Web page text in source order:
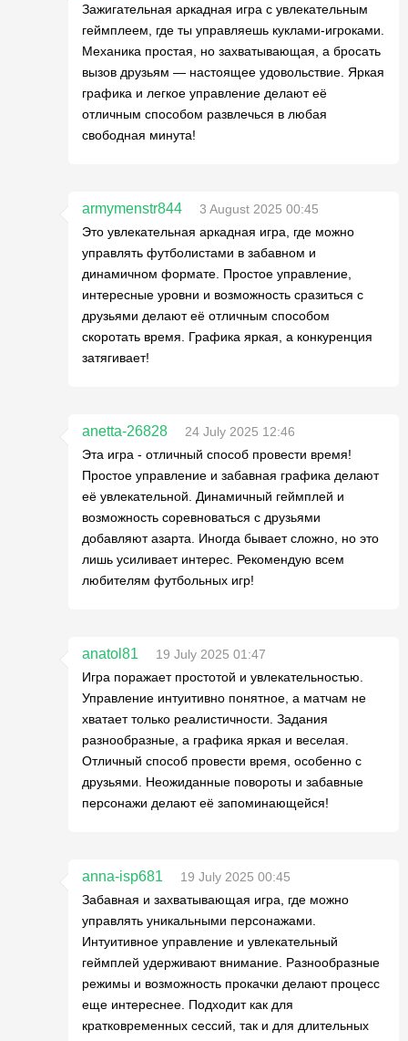
Зажигательная аркадная игра с увлекательным
геймплеем, где ты управляешь куклами-игроками.
Механика простая, но захватывающая, а бросать
вызов друзьям — настоящее удовольствие. Яркая
графика и легкое управление делают её
отличным способом развлечься в любая
свободная минута!
armymenstr844
3 August 2025 00:45
Это увлекательная аркадная игра, где можно
управлять футболистами в забавном и
динамичном формате. Простое управление,
интересные уровни и возможность сразиться с
друзьями делают её отличным способом
скоротать время. Графика яркая, а конкуренция
затягивает!
anetta-26828
24 July 2025 12:46
Эта игра - отличный способ провести время!
Простое управление и забавная графика делают
её увлекательной. Динамичный геймплей и
возможность соревноваться с друзьями
добавляют азарта. Иногда бывает сложно, но это
лишь усиливает интерес. Рекомендую всем
любителям футбольных игр!
anatol81
19 July 2025 01:47
Игра поражает простотой и увлекательностью.
Управление интуитивно понятное, а матчам не
хватает только реалистичности. Задания
разнообразные, а графика яркая и веселая.
Отличный способ провести время, особенно с
друзьями. Неожиданные повороты и забавные
персонажи делают её запоминающейся!
anna-isp681
19 July 2025 00:45
Забавная и захватывающая игра, где можно
управлять уникальными персонажами.
Интуитивное управление и увлекательный
геймплей удерживают внимание. Разнообразные
режимы и возможность прокачки делают процесс
еще интереснее. Подходит как для
кратковременных сессий, так и для длительных